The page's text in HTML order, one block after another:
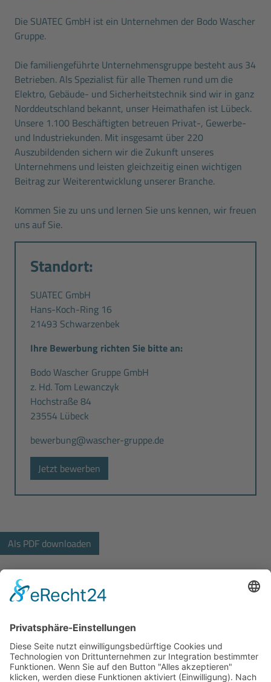
Die SUATEC GmbH ist ein Unternehmen der Bodo Wascher
Gruppe.
Die familiengeführte Unternehmensgruppe besteht aus 34
Betrieben. Als Spezialist für alle Themen rund um die
Elektro, Gebäude- und Sicherheitstechnik sind wir in ganz
Norddeutschland bekannt, unser Heimathafen ist Lübeck.
Unsere 1.100 Beschäftigten betreuen Privat-, Gewerbe-
und Industriekunden. Mit insgesamt über 220
Auszubildenden sichern wir die Zukunft unseres
Unternehmens und leisten gleichzeitig einen wichtigen
Beitrag zur Weiterentwicklung unserer Branche.
Kommen Sie zu uns und lernen Sie uns kennen, wir freuen
uns auf Sie.
Standort:
SUATEC GmbH
Hans-Koch-Ring 16
21493 Schwarzenbek
Ihre Bewerbung richten Sie bitte an:
Bodo Wascher Gruppe GmbH
z. Hd. Tom Lewanczyk
Hochstraße 84
23554 Lübeck
bewerbung@wascher-gruppe.de
Jetzt bewerben
Hochstrasse 84
23554 Lübeck
+49 451 290492-33
bewerbung@wascher-gruppe.de